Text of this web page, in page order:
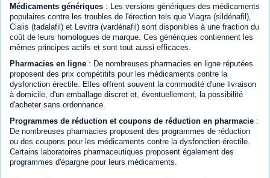
Médicaments génériques : Les versions génériques des médicaments
populaires contre les troubles de l'érection tels que Viagra (sildénafil),
Cialis (tadalafil) et Levitra (vardénafil) sont disponibles à une fraction du
coût de leurs homologues de marque. Ces génériques contiennent les
mêmes principes actifs et sont tout aussi efficaces.
Pharmacies en ligne : De nombreuses pharmacies en ligne réputées
proposent des prix compétitifs pour les médicaments contre la
dysfonction érectile. Elles offrent souvent la commodité d'une livraison
à domicile, d'un emballage discret et, éventuellement, la possibilité
d'acheter sans ordonnance.
Programmes de réduction et coupons de réduction en pharmacie :
De nombreuses pharmacies proposent des programmes de réduction
ou des coupons pour les médicaments contre la dysfonction érectile.
Certains laboratoires pharmaceutiques proposent également des
programmes d'épargne pour leurs médicaments.